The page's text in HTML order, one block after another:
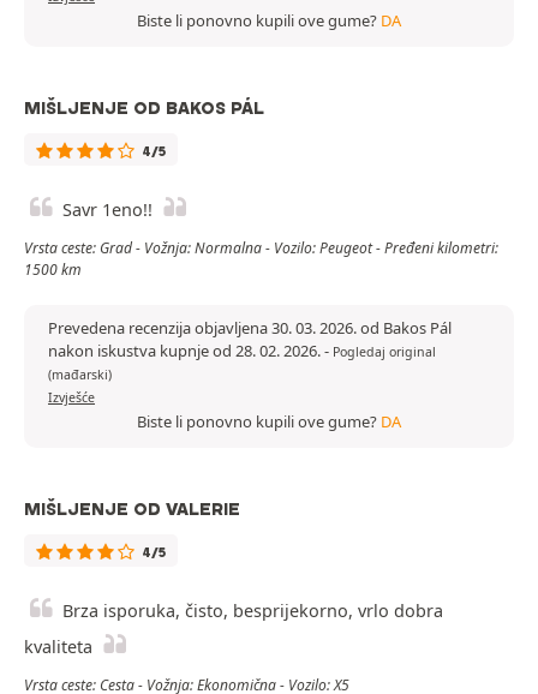
Biste li ponovno kupili ove gume? DA
MIŠLJENJE OD BAKOS PÁL
4/5
Savr 1eno!!
Vrsta ceste: Grad - Vožnja: Normalna - Vozilo: Peugeot - Pređeni kilometri:
1500 km
Prevedena recenzija objavljena 30. 03. 2026. od Bakos Pál
nakon iskustva kupnje od 28. 02. 2026.- Pogledaj original
(mađarski)
Izvješće
Biste li ponovno kupili ove gume? DA
MIŠLJENJE OD VALERIE
4/5
Brza isporuka, čisto, besprijekorno, vrlo dobra
kvaliteta
Vrsta ceste: Cesta - Vožnja: Ekonomična - Vozilo: X5